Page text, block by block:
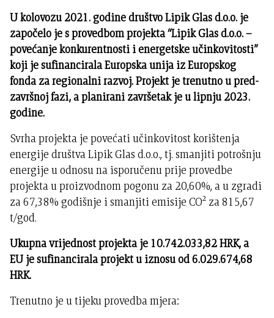
U kolovozu 2021. godine društvo Lipik Glas d.o.o. je
započelo je s provedbom projekta “Lipik Glas d.o.o. –
povećanje konkurentnosti i energetske učinkovitosti”
koji je sufinancirala Europska unija iz Europskog
fonda za regionalni razvoj. Projekt je trenutno u pred-
završnoj fazi, a planirani završetak je u lipnju 2023.
godine.
Svrha projekta je povećati učinkovitost korištenja
energije društva Lipik Glas d.o.o., tj. smanjiti potrošnju
energije u odnosu na isporučenu prije provedbe
projekta u proizvodnom pogonu za 20,60%, a u zgradi
za 67,38% godišnje i smanjiti emisije CO² za 815,67
t/god.
Ukupna vrijednost projekta je 10.742.033,82 HRK, a
EU je sufinancirala projekt u iznosu od 6.029.674,68
HRK.
Trenutno je u tijeku provedba mjera: